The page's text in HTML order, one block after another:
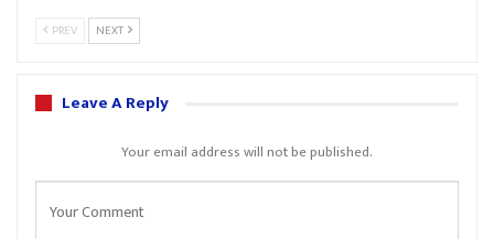
PREV NEXT
Leave A Reply
Your email address will not be published.